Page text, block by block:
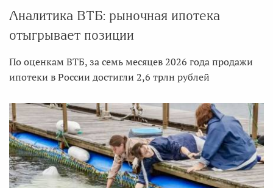
Аналитика ВТБ: рыночная ипотека
отыгрывает позиции
По оценкам ВТБ, за семь месяцев 2026 года продажи
ипотеки в России достигли 2,6 трлн рублей